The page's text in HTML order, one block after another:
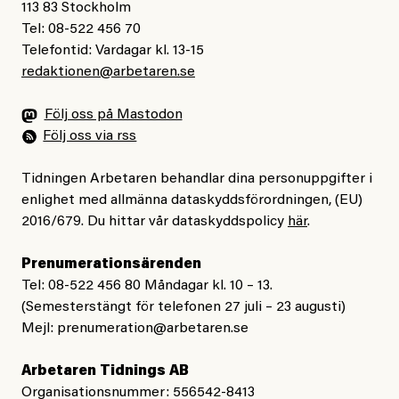
den starkaste och den
händelsen under de senaste 150 åren är endast
omkring 0,5 grader.
Han avslutar:
”Modellerna förutspår något som ligger utanför ramen
för allt vi någonsin har observerat.”
Skäl till panik? Ja.
Gaslightande debattklimat om
klimatet
här verkligheten som vårt offentliga samtal befinner
jämförelse med andra utsatta grupper, samt för indirekt
diskriminering på etnisk grund.
Många tror nog att Sverige behandlar romer och EU-
rasismen är mer uttalad. Kommitténs yttrande vänder
på många sätt upp och ner på idén om den svenska
givmildheten och blottlägger en stat som givit upp på
sitt ansvar gentemot europeiska medborgare och de
mänskliga rättigheterna.
Undviker vård av rädsla för
kostnader
Gävle faktureras 179 251 kronor. Kostnaderna är
113 83 Stockholm
Tel: 08-522 456 70
Telefontid: Vardagar kl. 13-15
redaktionen@arbetaren.se
Följ oss på Mastodon
Följ oss via rss
Tidningen Arbetaren behandlar dina personuppgifter i
enlighet med allmänna dataskyddsförordningen, (EU)
2016/679. Du hittar vår dataskyddspolicy här.
Prenumerationsärenden
Tel: 08-522 456 80 Måndagar kl. 10 – 13.
(Semesterstängt för telefonen 27 juli – 23 augusti)
Mejl: prenumeration@arbetaren.se
Arbetaren Tidnings AB
Organisationsnummer: 556542-8413